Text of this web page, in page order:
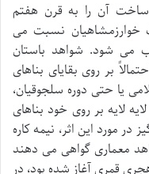
آن را به قرن هفتم
خوارزمشاهیان نسبت می
می شود. شواهد باستان
بر روی بقایای بناهای
یا حتی دوره سلجوقیان،
لایه بر روی خود بناهای
در مورد این اثر، نیمه کاره
معماری گواهی می دهند
ساخت مسجد، که در سال ۶۱۵ هجری قمری آغاز شده بود، در